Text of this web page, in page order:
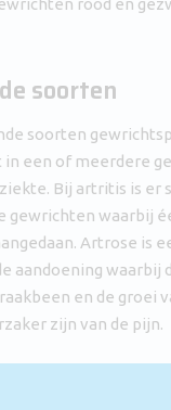
rood en
soorten
soorten
in een of meerdere
Bij artritis is er
gewrichten waarbij
Artrose is
aandoening waarbij
en de groei
zijn van de pijn.